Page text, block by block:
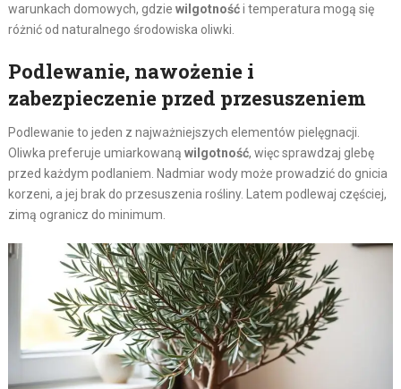
warunkach domowych, gdzie wilgotnośći temperatura mogą się
różnić od naturalnego środowiska oliwki.
Podlewanie, nawożenie i
zabezpieczenie przed przesuszeniem
Podlewanie to jeden z najważniejszych elementów pielęgnacji.
Oliwka preferuje umiarkowaną wilgotność, więc sprawdzaj glebę
przed każdym podlaniem. Nadmiar wody może prowadzić do gnicia
korzeni, a jej brak do przesuszenia rośliny. Latem podlewaj częściej,
zimą ogranicz do minimum.